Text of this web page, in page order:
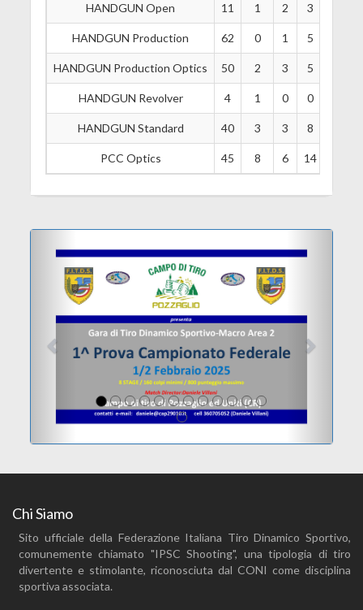
HANDGUN Open 11 1 2 3
HANDGUN Production 62 0 1 5
HANDGUN Production Optics 50 2 3 5
HANDGUN Revolver 4 1 0 0
HANDGUN Standard 40 3 3 8
PCC Optics 45 8 6 14
Chi Siamo
Sito ufficiale della Federazione Italiana Tiro Dinamico Sportivo,
comunemente chiamato "IPSC Shooting", una tipologia di tiro
divertente e stimolante, riconosciuta dal CONI come disciplina
sportiva associata.